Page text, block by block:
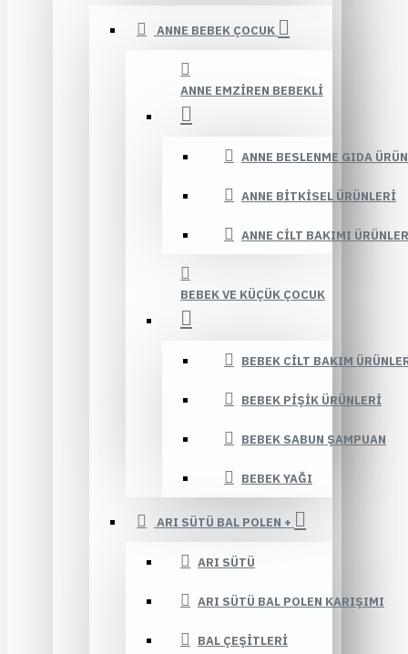
ANNE BEBEK ÇOCUK
ANNE EMZIREN BEBEKLI
ANNE BESLENME GIDA
ANNE BITKISEL ÜRÜNLERI
ANNE CILT BAKIMI
BEBEK VE KÜÇÜK ÇOCUK
BEBEK CILT BAKIM
BEBEK PIŞIK ÜRÜNLERI
BEBEK SABUN ŞAMPUAN
BEBEK YAĞI
ARI SÜTÜ BAL POLEN +
ARI SÜTÜ
ARI SÜTÜ BAL POLEN KARIŞIMI
BAL ÇEŞITLERI